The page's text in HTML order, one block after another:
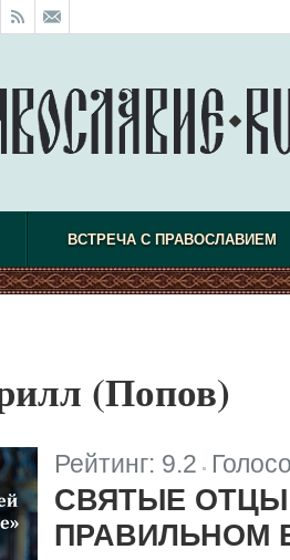
ВСТРЕЧА С ПРАВОСЛАВИЕМ
(Попов)
Рейтинг: 9.2
СВЯТЫЕ
ПРАВИЛЬНОМ